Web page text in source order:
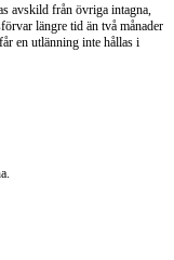
avskild från övriga intagna,
längre tid än två månader
en utlänning inte hållas i